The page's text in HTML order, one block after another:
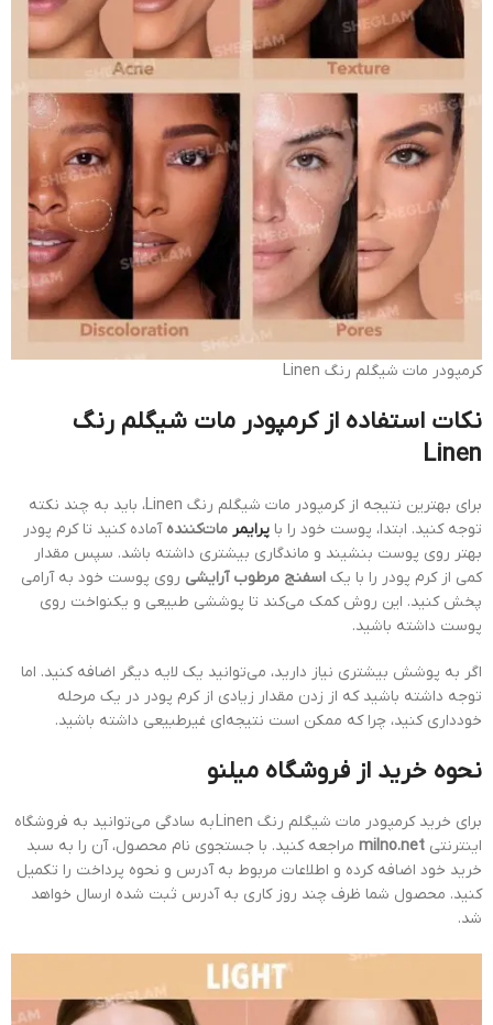
کرمپودر مات شیگلم رنگ Linen
نکات استفاده از کرمپودر مات شیگلم رنگ
Linen
برای بهترین نتیجه از کرمپودر مات شیگلم رنگ Linen، باید به چند نکته
توجه کنید. ابتدا، پوست خود را با پرایمر مات‌کننده آماده کنید تا کرم پودر
بهتر روی پوست بنشیند و ماندگاری بیشتری داشته باشد. سپس مقدار
کمی از کرم پودر را با یک اسفنج مرطوب آرایشی روی پوست خود به آرامی
پخش کنید. این روش کمک می‌کند تا پوششی طبیعی و یکنواخت روی
پوست داشته باشید.
اگر به پوشش بیشتری نیاز دارید، می‌توانید یک لایه دیگر اضافه کنید. اما
توجه داشته باشید که از زدن مقدار زیادی از کرم پودر در یک مرحله
خودداری کنید، چرا که ممکن است نتیجه‌ای غیرطبیعی داشته باشید.
نحوه خرید از فروشگاه میلنو
برای خرید کرمپودر مات شیگلم رنگ Linen به سادگی می‌توانید به فروشگاه
اینترنتی milno.net مراجعه کنید. با جستجوی نام محصول، آن را به سبد
خرید خود اضافه کرده و اطلاعات مربوط به آدرس و نحوه پرداخت را تکمیل
کنید. محصول شما ظرف چند روز کاری به آدرس ثبت شده ارسال خواهد
شد.